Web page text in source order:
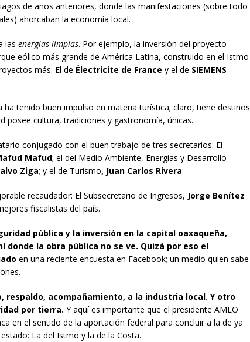
de años anteriores, donde las manifestaciones (sobre todo
ahorcaban la economía local.
las energías limpias. Por ejemplo, la inversión del proyecto
eólico más grande de América Latina, construido en el Istmo
más: El de Électricite de France y el de SIEMENS
tenido buen impulso en materia turística; claro, tiene destinos
posee cultura, tradiciones y gastronomía, únicas.
conjugado con el buen trabajo de tres secretarios: El
Mafud; el del Medio Ambiente, Energías y Desarrollo
Ziga; y el de Turismo, Juan Carlos Rivera.
recaudador: El Subsecretario de Ingresos, Jorge Benítez
fiscalistas del país.
pública y la inversión en la capital oaxaqueña,
donde la obra pública no se ve. Quizá por eso el
en una reciente encuesta en Facebook; un medio quien sabe
respaldo, acompañamiento, a la industria local. Y otro
por tierra. Y aquí es importante que el presidente AMLO
en el sentido de la aportación federal para concluir a la de ya
La del Istmo y la de la Costa.